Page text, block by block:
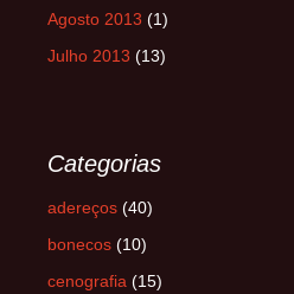
Agosto 2013 (1)
Julho 2013 (13)
Categorias
adereços (40)
bonecos (10)
cenografia (15)